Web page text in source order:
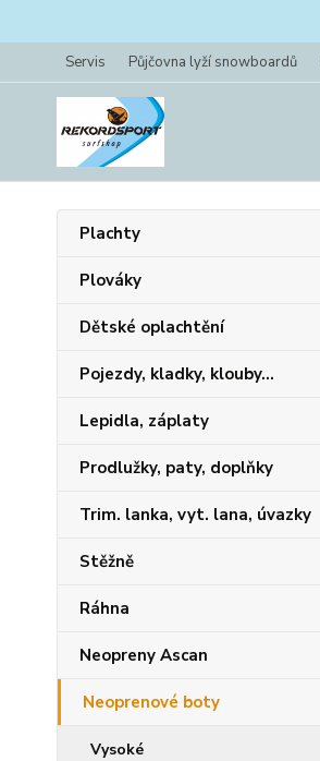
Servis Půjčovna lyží snowboardů
Plachty
Plováky
Dětské oplachtění
Pojezdy, kladky, klouby...
Lepidla, záplaty
Prodlužky, paty, doplňky
Trim. lanka, vyt. lana, úvazky
Stěžně
Ráhna
Neopreny Ascan
Neoprenové boty
Vysoké